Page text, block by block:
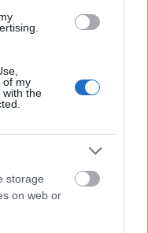
of my
with the
storage
on web or
beismerte
a hivatalos
után
akit
az orosz
viharos